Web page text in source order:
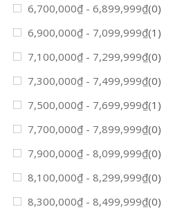
6,700,000₫ - 6,899,999₫(0)
6,900,000₫ - 7,099,999₫(1)
7,100,000₫ - 7,299,999₫(0)
7,300,000₫ - 7,499,999₫(0)
7,500,000₫ - 7,699,999₫(1)
7,700,000₫ - 7,899,999₫(0)
7,900,000₫ - 8,099,999₫(0)
8,100,000₫ - 8,299,999₫(0)
8,300,000₫ - 8,499,999₫(0)